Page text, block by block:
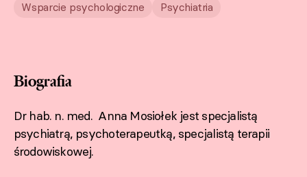
Wsparcie psychologiczne Psychiatria
Biografia
Dr hab. n. med. Anna Mosiołek jest specjalistą
psychiatrą, psychoterapeutką, specjalistą terapii
środowiskowej.